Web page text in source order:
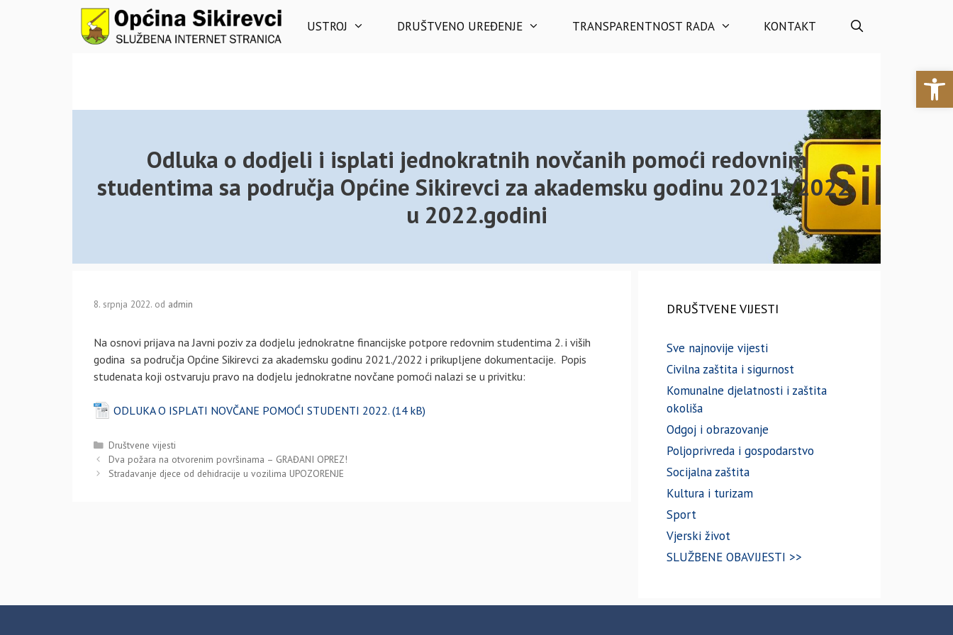
USTROJ DRUŠTVENO UREĐENJE TRANSPARENTNOST RADA KONTAKT
Odluka o dodjeli i isplati jednokratnih novčanih pomoći redovnim
studentima sa područja Općine Sikirevci za akademsku godinu 2021./2022.
u 2022.godini
8. srpnja 2022. od admin
Na osnovi prijava na Javni poziv za dodjelu jednokratne financijske potpore redovnim studentima 2. i viših
godina sa područja Općine Sikirevci za akademsku godinu 2021./2022 i prikupljene dokumentacije. Popis
studenata koji ostvaruju pravo na dodjelu jednokratne novčane pomoći nalazi se u privitku:
ODLUKA O ISPLATI NOVČANE POMOĆI STUDENTI 2022.
Kategorije
Društvene vijesti
Dva požara na otvorenim površinama – GRAĐANI OPREZ!
Stradavanje djece od dehidracije u vozilima UPOZORENJE
DRUŠTVENE VIJESTI
Sve najnovije vijesti
Civilna zaštita i sigurnost
Komunalne djelatnosti i zaštita
okoliša
Odgoj i obrazovanje
Poljoprivreda i gospodarstvo
Socijalna zaštita
Kultura i turizam
Sport
Vjerski život
SLUŽBENE OBAVIJESTI >>